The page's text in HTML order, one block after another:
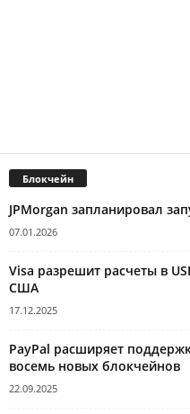
Блокчейн
JPMorgan запланировал
07.01.2026
Visa разрешит расчеты в
США
17.12.2025
PayPal расширяет
восемь новых блокчейнов
22.09.2025